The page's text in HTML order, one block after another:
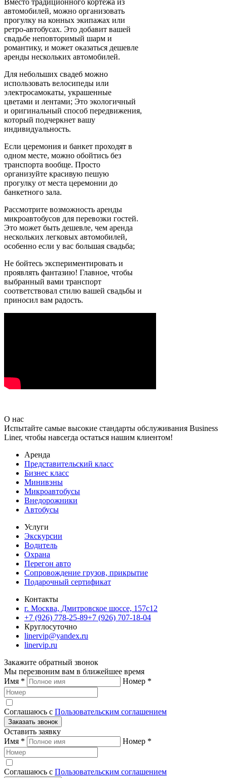
Вместо традиционного кортежа из
автомобилей, можно организовать
прогулку на конных экипажах или
ретро-автобусах. Это добавит вашей
свадьбе неповторимый шарм и
романтику, и может оказаться дешевле
аренды нескольких автомобилей.
Для небольших свадеб можно
использовать велосипеды или
электросамокаты, украшенные
цветами и лентами; Это экологичный
и оригинальный способ передвижения,
который подчеркнет вашу
индивидуальность.
Если церемония и банкет проходят в
одном месте, можно обойтись без
транспорта вообще. Просто
организуйте красивую пешую
прогулку от места церемонии до
банкетного зала.
Рассмотрите возможность аренды
микроавтобусов для перевозки гостей.
Это может быть дешевле, чем аренда
нескольких легковых автомобилей,
особенно если у вас большая свадьба;
Не бойтесь экспериментировать и
проявлять фантазию! Главное, чтобы
выбранный вами транспорт
соответствовал стилю вашей свадьбы и
приносил вам радость.
О нас
Испытайте самые высокие стандарты обслуживания Business
Liner, чтобы навсегда остаться нашим клиентом!
Аренда
Представительский класс
Бизнес класс
Минивэны
Микроавтобусы
Внедорожники
Автобусы
Услуги
Экскурсии
Водитель
Охрана
Перегон авто
Сопровождение грузов, прикрытие
Подарочный сертификат
Контакты
г. Москва, Дмитровское шоссе, 157c12
+7 (926) 778-25-89+7 (926) 707-18-04
Круглосуточно
linervip@yandex.ru
linervip.ru
Закажите обратный звонок
Мы перезвоним вам в ближейшее время
Имя * Номер *
Соглашаюсь с Пользовательским соглашением
Заказать звонок
Оставить заявку
Имя * Номер *
Соглашаюсь с Пользовательским соглашением